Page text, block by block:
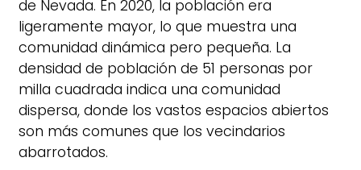
de Nevada. En 2020, la población era
ligeramente mayor, lo que muestra una
comunidad dinámica pero pequeña. La
densidad de población de 51 personas por
milla cuadrada indica una comunidad
dispersa, donde los vastos espacios abiertos
son más comunes que los vecindarios
abarrotados.